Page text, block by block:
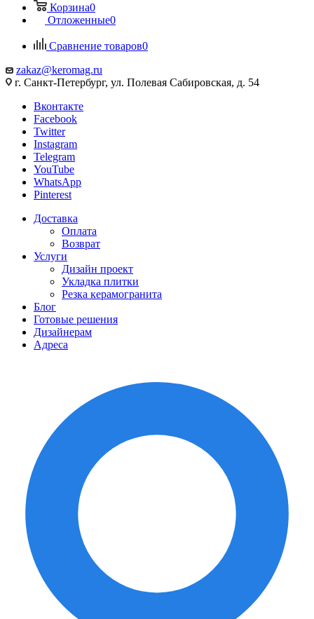
Корзина0
Отложенные0
Сравнение товаров0
zakaz@keromag.ru
г. Санкт-Петербург, ул. Полевая Сабировская, д. 54
Вконтакте
Facebook
Twitter
Instagram
Telegram
YouTube
WhatsApp
Pinterest
Доставка
Оплата
Возврат
Услуги
Дизайн проект
Укладка плитки
Резка керамогранита
Блог
Готовые решения
Дизайнерам
Адреса